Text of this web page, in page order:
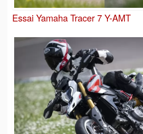
Essai Yamaha Tracer 7 Y-AMT